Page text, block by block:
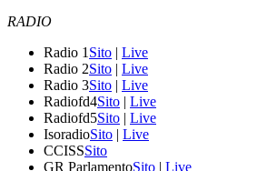
RADIO
Radio 1 Sito | Live
Radio 2Sito | Live
Radio 3Sito | Live
Radiofd4Sito | Live
Radiofd5Sito | Live
IsoradioSito | Live
CCISSSito
GR ParlamentoSito | Live